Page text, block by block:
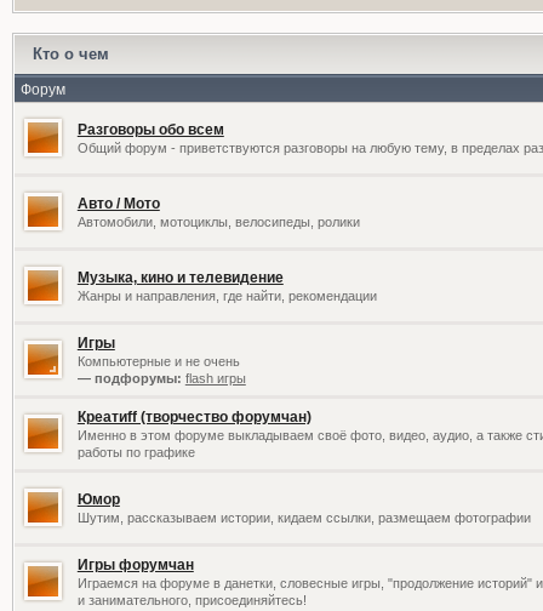
Кто о чем
Форум
Разговоры обо всем
Общий форум - приветствуются разговоры на любую тему, в пределах
Авто / Мото
Автомобили, мотоциклы, велосипеды, ролики
Музыка, кино и телевидение
Жанры и направления, где найти, рекомендации
Игры
Компьютерные и не очень
— подфорумы: flash игры
Креатиff (творчество форумчан)
Именно в этом форуме выкладываем своё фото, видео, аудио, а также
работы по графике
Юмор
Шутим, рассказываем истории, кидаем ссылки, размещаем фотографии
Игры форумчан
Играемся на форуме в данетки, словесные игры, "продолжение историй"
и занимательного, присоединяйтесь!